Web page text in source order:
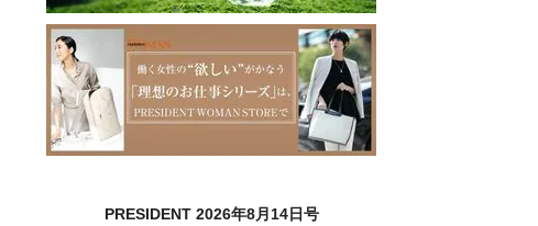
PRESIDENT 2026年8月14日号